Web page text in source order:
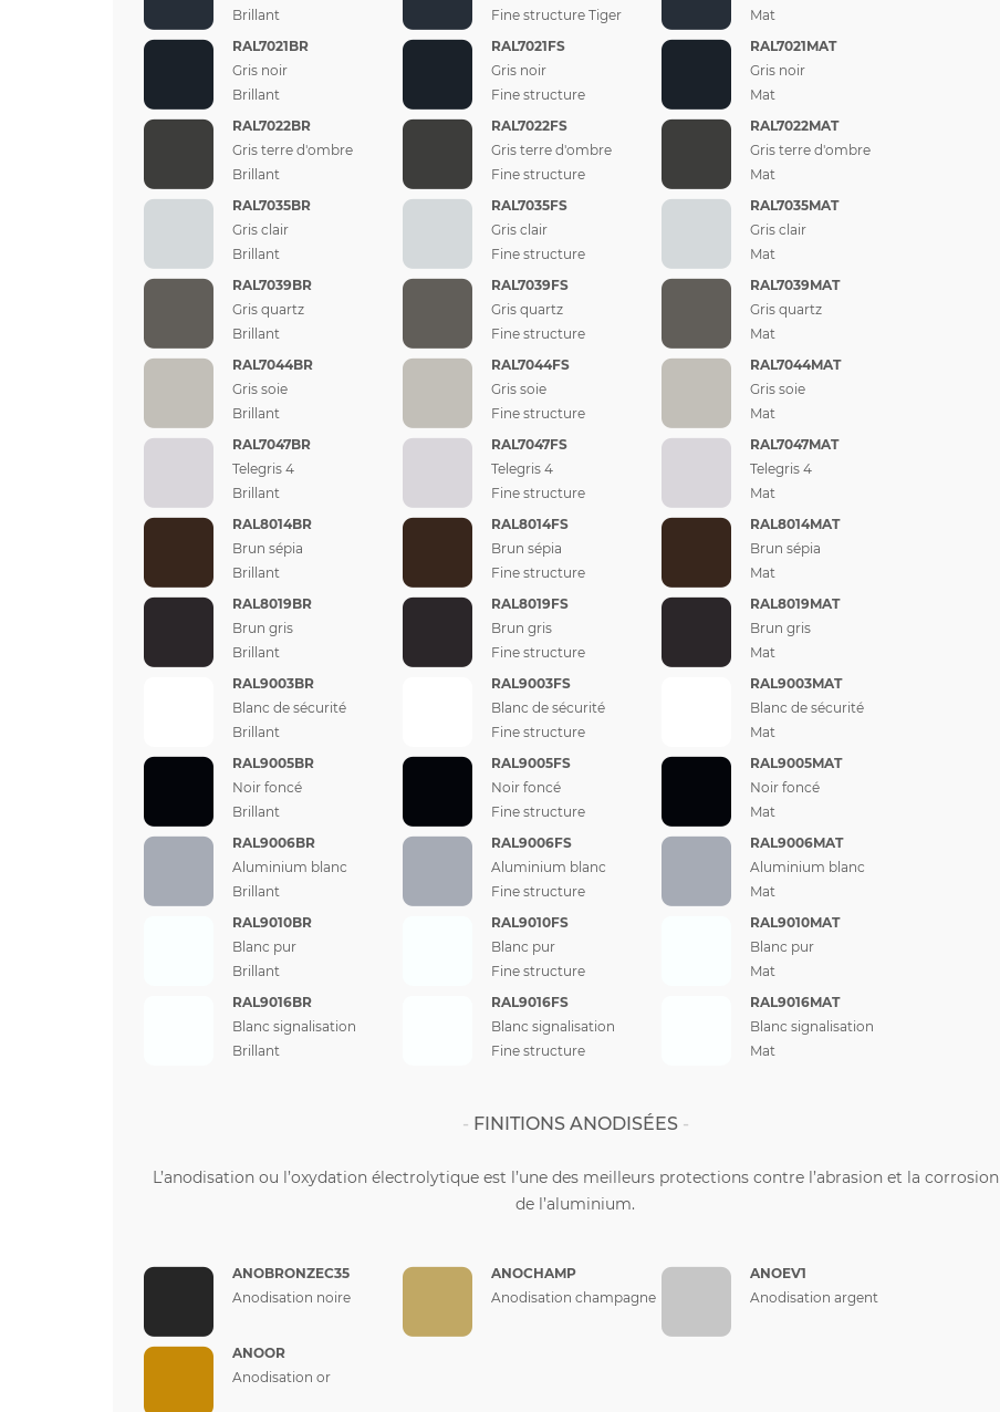
Brillant
Fine structure Tiger
Mat
RAL7021BR
Gris noir
Brillant
RAL7021FS
Gris noir
Fine structure
RAL7021MAT
Gris noir
Mat
RAL7022BR
Gris terre d'ombre
Brillant
RAL7022FS
Gris terre d'ombre
Fine structure
RAL7022MAT
Gris terre d'ombre
Mat
RAL7035BR
Gris clair
Brillant
RAL7035FS
Gris clair
Fine structure
RAL7035MAT
Gris clair
Mat
RAL7039BR
Gris quartz
Brillant
RAL7039FS
Gris quartz
Fine structure
RAL7039MAT
Gris quartz
Mat
RAL7044BR
Gris soie
Brillant
RAL7044FS
Gris soie
Fine structure
RAL7044MAT
Gris soie
Mat
RAL7047BR
Telegris 4
Brillant
RAL7047FS
Telegris 4
Fine structure
RAL7047MAT
Telegris 4
Mat
RAL8014BR
Brun sépia
Brillant
RAL8014FS
Brun sépia
Fine structure
RAL8014MAT
Brun sépia
Mat
RAL8019BR
Brun gris
Brillant
RAL8019FS
Brun gris
Fine structure
RAL8019MAT
Brun gris
Mat
RAL9003BR
Blanc de sécurité
Brillant
RAL9003FS
Blanc de sécurité
Fine structure
RAL9003MAT
Blanc de sécurité
Mat
RAL9005BR
Noir foncé
Brillant
RAL9005FS
Noir foncé
Fine structure
RAL9005MAT
Noir foncé
Mat
RAL9006BR
Aluminium blanc
Brillant
RAL9006FS
Aluminium blanc
Fine structure
RAL9006MAT
Aluminium blanc
Mat
RAL9010BR
Blanc pur
Brillant
RAL9010FS
Blanc pur
Fine structure
RAL9010MAT
Blanc pur
Mat
RAL9016BR
Blanc signalisation
Brillant
RAL9016FS
Blanc signalisation
Fine structure
RAL9016MAT
Blanc signalisation
Mat
FINITIONS ANODISÉES
L’anodisation ou l’oxydation électrolytique est l’une des meilleurs protections contre l’abrasion et la corrosion
de l’aluminium.
ANOBRONZEC35
Anodisation noire
ANOCHAMP
Anodisation champagne
ANOEV1
Anodisation argent
ANOOR
Anodisation or